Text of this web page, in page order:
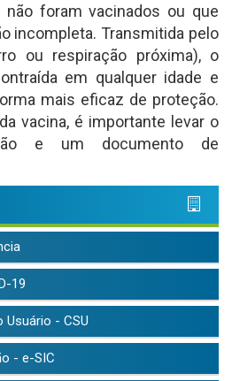
foram vacinados ou que
incompleta. Transmitida pelo
ou respiração próxima), o
em qualquer idade e
mais eficaz de proteção.
vacina, é importante levar o
e um documento de
19
Usuário - CSU
- e-SIC